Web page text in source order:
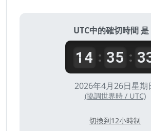
UTC中的確切時間 是
14: 35:
2026年4月26日星期
(協調世界時 / UTC)
切換到12小時制